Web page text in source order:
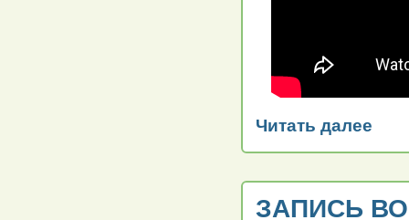
Читать далее
ЗАПИСЬ